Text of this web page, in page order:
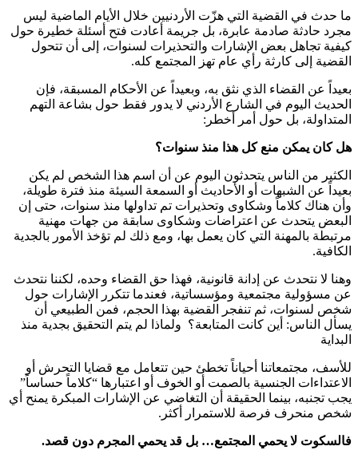
ما حدث في القضية التي هزّت الأردنيين خلال الأيام الماضية ليس
مجرد حادثة صادمة عابرة، بل جريمة أعادت فتح أسئلة خطيرة حول
كيفية تجاهل بعض الإشارات والتحذيرات لسنوات، إلى أن تتحول
القضية إلى كارثة رأي عام تهز المجتمع كله.
بعيداً عن القضاء الذي نثق به، وبعيداً عن الأحكام المسبقة، فإن
الحديث اليوم في الشارع الأردني لا يدور فقط حول بشاعة التهم
المتداولة، بل حول أمر أخطر:
هل كان يمكن منع كل هذا منذ سنوات؟
الكثير من الناس يتحدثون اليوم عن أن اسم هذا الشخص لم يكن
بعيداً عن الشبهات أو الأحاديث أو السمعة السيئة منذ فترة طويلة،
وأن هناك كلاماً وشكاوى وتحذيرات تم تداولها منذ سنوات، حتى إن
البعض يتحدث عن اعتراضات وشكاوى سابقة من جهات مهنية
مرتبطة بالمهنة التي كان يعمل بها، ومع ذلك لم تؤخذ الأمور بالجدية
الكافية.
وهنا لا نتحدث عن إدانة قانونية، فهذا حق القضاء وحده، لكننا نتحدث
عن مسؤولية مجتمعية ومؤسساتية، فعندما تتكرر الإشارات حول
شخص لسنوات، ثم تنفجر القضية بهذا الحجم، فمن الطبيعي أن
يسأل الناس: أين كانت المتابعة؟ ولماذا لم يتم التحقيق بجدية منذ
البداية
للأسف، مجتمعاتنا أحياناً تخطئ حين تتعامل مع قضايا التحرش أو
الاعتداءات الجنسية بالصمت أو الخوف أو اعتبارها “كلاماً حساساً”
يجب تجنبه، بينما الحقيقة أن التغاضي عن الإشارات المبكرة يمنح أي
شخص منحرف فرصة للاستمرار أكثر.
فالسكوت لا يحمي المجتمع… بل قد يحمي المجرم دون قصد.